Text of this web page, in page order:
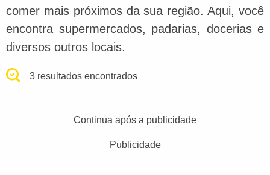
comer mais próximos da sua região. Aqui, você
encontra supermercados, padarias, docerias e
diversos outros locais.
3 resultados encontrados
Continua após a publicidade
Publicidade